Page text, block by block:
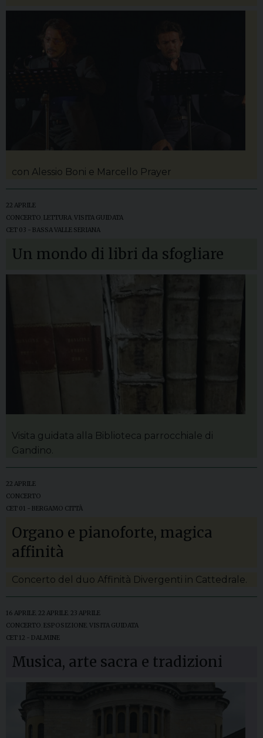
con Alessio Boni e Marcello Prayer
22 APRILE
CONCERTO LETTURA VISITA GUIDATA
CET 03 - BASSA VALLE SERIANA
Un mondo di libri da sfogliare
Visita guidata alla Biblioteca parrocchiale di
Gandino.
22 APRILE
CONCERTO
CET 01 - BERGAMO CITTÀ
Organo e pianoforte, magica
affinità
Concerto del duo Affinità Divergenti in Cattedrale.
16 APRILE 22 APRILE 23 APRILE
CONCERTO ESPOSIZIONE VISITA GUIDATA
CET 12 - DALMINE
Musica, arte sacra e tradizioni